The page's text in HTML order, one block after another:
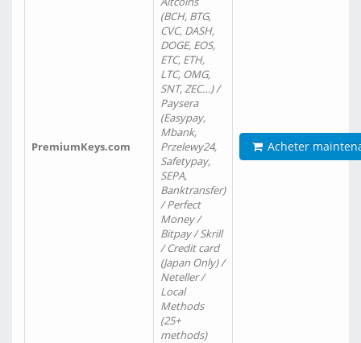
PremiumKeys.com
(BCH, BTG,
CVC, DASH,
DOGE, EOS,
ETC, ETH,
LTC, OMG,
SNT, ZEC…) /
Paysera
(Easypay,
Mbank,
Przelewy24,
Safetypay,
SEPA,
Banktransfer)
/ Perfect
Money /
Bitpay / Skrill
/ Credit card
(Japan Only) /
Neteller /
Local
Methods
(25+
methods)
Acheter